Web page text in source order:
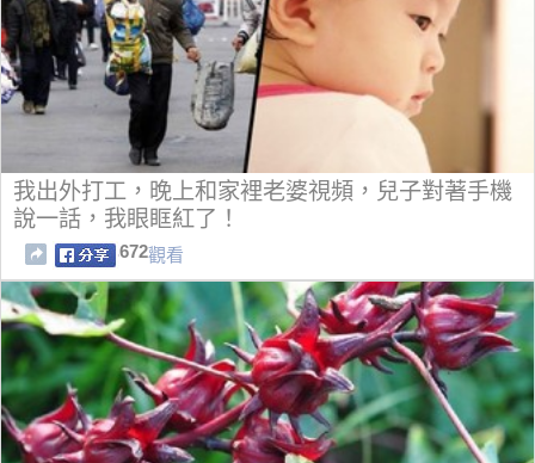
我出外打工，晚上和家裡老婆視頻，兒子對著手機
說一話，我眼眶紅了！
672觀看